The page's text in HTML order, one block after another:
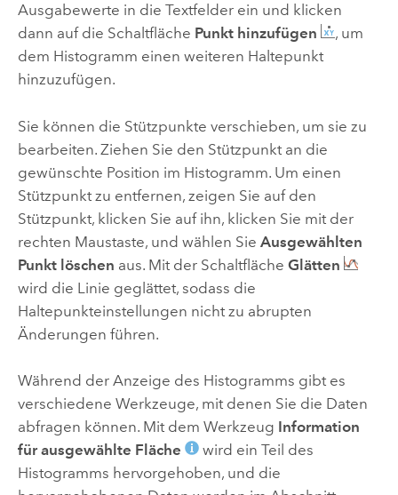
Ausgabewerte in die Textfelder ein und klicken
dann auf die Schaltfläche Punkt hinzufügen
, um
dem Histogramm einen weiteren Haltepunkt
hinzuzufügen.
Sie können die Stützpunkte verschieben, um sie zu
bearbeiten. Ziehen Sie den Stützpunkt an die
gewünschte Position im Histogramm. Um einen
Stützpunkt zu entfernen, zeigen Sie auf den
Stützpunkt, klicken Sie auf ihn, klicken Sie mit der
rechten Maustaste, und wählen Sie Ausgewählten
Punkt löschen aus. Mit der Schaltfläche Glätten
wird die Linie geglättet, sodass die
Haltepunkteinstellungen nicht zu abrupten
Änderungen führen.
Während der Anzeige des Histogramms gibt es
verschiedene Werkzeuge, mit denen Sie die Daten
abfragen können. Mit dem Werkzeug Information
für ausgewählte Fläche
wird ein Teil des
Histogramms hervorgehoben, und die